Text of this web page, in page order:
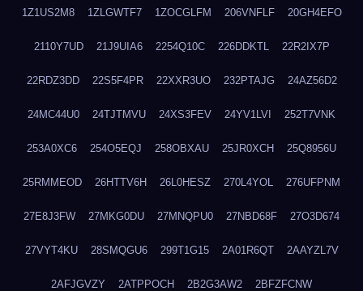
1Z1US2M8 1ZLGWTF7 1ZOCGLFM 206VNFLF 20GH4EFO
2110Y7UD 21J9UIA6 2254Q10C 226DDKTL 22R2IX7P
22RDZ3DD 22S5F4PR 22XXR3UO 232PTAJG 24AZ56D2
24MC44U0 24TJTMVU 24XS3FEV 24YV1LVI 252T7VNK
253A0XC6 254O5EQJ 258OBXAU 25JR0XCH 25Q8956U
25RMMEOD 26HTTV6H 26L0HESZ 270L4YOL 276UFPNM
27E8J3FW 27MKG0DU 27MNQPU0 27NBD68F 27O3D674
27VYT4KU 28SMQGU6 299T1G15 2A01R6QT 2AAYZL7V
2AFJGVZY 2ATPPOCH 2B2G3AW2 2BFZFCNW